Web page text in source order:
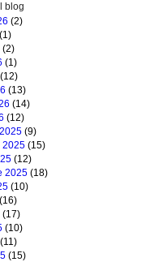
blog
(2)
(1)
(2)
(1)
(12)
(13)
(14)
(12)
(9)
2025 (15)
(12)
2025 (18)
(10)
(16)
(17)
(10)
(11)
(15)